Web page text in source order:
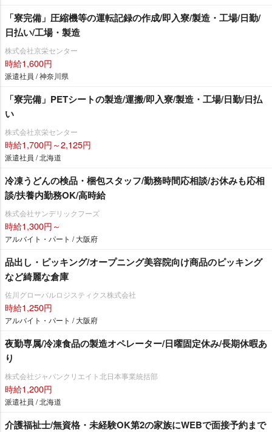
「寮完備」圧縮機等の運転記録の作成/即入寮/製造・工場/日勤/
日払い/工場・製造
株式会社京栄センター
時給1,600円
派遣社員 / 神奈川県
「寮完備」PETシートの製造/運搬/即入寮/製造・工場/日勤/日払
い
株式会社京栄センター
時給1,700円～2,125円
派遣社員 / 北海道
冷凍うどんの検品・梱包スタッフ/勤務時間応相談/お休みも応相
談/扶養内勤務OK/高時給
株式会社サンデリックフーズ
時給1,300円～
アルバイト・パート / 大阪府
品出し・ピッキング/オープニング美容院向け商品のピッキング
など綺麗な倉庫
佐川グローバルロジスティクス株式会社
時給1,250円
アルバイト・パート / 大阪府
夜勤専属/冷凍食品の製造オペレーター/日曜固定休み/長期休暇あ
り
株式会社ジャパンクリエイト北日本事業統括部
時給1,200円
派遣社員 / 北海道
介護福祉士/無資格・未経験OK第2の家族にWEBで面接予約まで